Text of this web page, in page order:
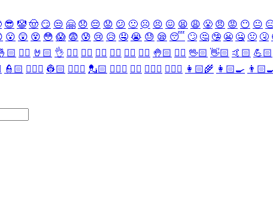
😎 🤡 🤠 😏 😒 🤗 😞 😔 😟 😕 🙁 ☹️ 😣 😖 😫 😩 😤 😠 😡 😶 😐
😮 😲 😵 😳 😱 😨 😰 😢 😥 🤤 😭 😓 😪 😴 🙄 🤔 🤥 😬 🤐 🤢 🤧
✌🏻 🤘🏻 👌 👈🏻 👉🏻 👆🏻 👇🏻 ☝🏻 ✋🏻 🤚🏻 🖐🏻 🖖🏻 👋🏻 🤙🏻 💪🏻
👮🏻 👷🏻‍♀️ 👷🏻 💂🏻‍♀️ 💂🏻 🕵🏻‍♀️ 🕵🏻 👩🏻‍⚕️ 👨🏻‍⚕️ 👩🏻‍🌾 👩🏻‍🍳